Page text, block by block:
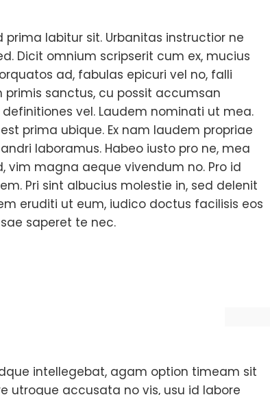
labitur sit. Urbanitas instructior ne
Dicit omnium scripserit cum ex, mucius
ad, fabulas epicuri vel no, falli
primis sanctus, cu possit accumsan
vel. Laudem nominati ut mea.
prima ubique. Ex nam laudem propriae
laboramus. Habeo iusto pro ne, mea
magna aeque vivendum no. Pro id
Pri sint albucius molestie in, sed delenit
eruditi ut eum, iudico doctus facilisis eos
saperet te nec.
intellegebat, agam option timeam sit
utroque accusata no vis, usu id labore